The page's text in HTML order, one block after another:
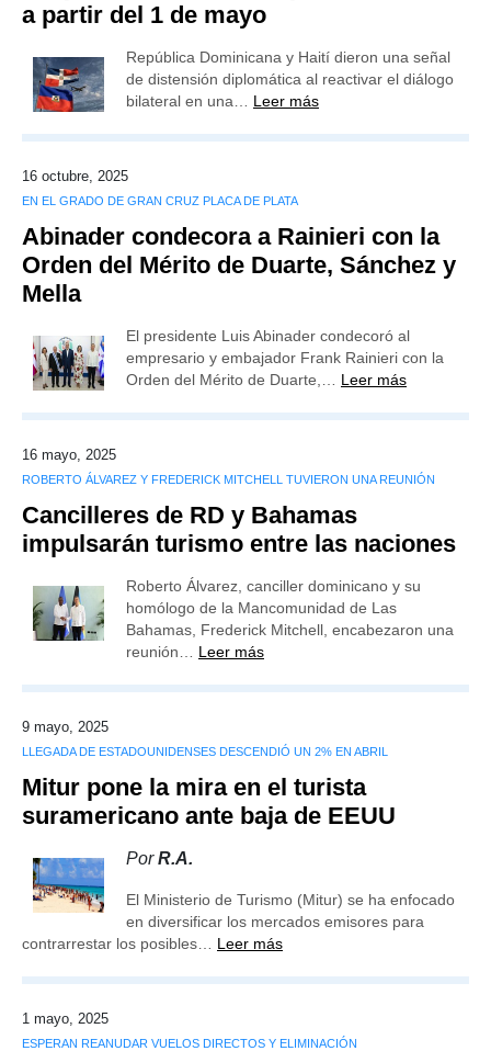
a partir del 1 de mayo
República Dominicana y Haití dieron una señal
de distensión diplomática al reactivar el diálogo
bilateral en una… Leer más
16 octubre, 2025
EN EL GRADO DE GRAN CRUZ PLACA DE PLATA
Abinader condecora a Rainieri con la
Orden del Mérito de Duarte, Sánchez y
Mella
El presidente Luis Abinader condecoró al
empresario y embajador Frank Rainieri con la
Orden del Mérito de Duarte,… Leer más
16 mayo, 2025
ROBERTO ÁLVAREZ Y FREDERICK MITCHELL TUVIERON UNA REUNIÓN
Cancilleres de RD y Bahamas
impulsarán turismo entre las naciones
Roberto Álvarez, canciller dominicano y su
homólogo de la Mancomunidad de Las
Bahamas, Frederick Mitchell, encabezaron una
reunión… Leer más
9 mayo, 2025
LLEGADA DE ESTADOUNIDENSES DESCENDIÓ UN 2% EN ABRIL
Mitur pone la mira en el turista
suramericano ante baja de EEUU
PorR.A.
El Ministerio de Turismo (Mitur) se ha enfocado
en diversificar los mercados emisores para
contrarrestar los posibles… Leer más
1 mayo, 2025
ESPERAN REANUDAR VUELOS DIRECTOS Y ELIMINACIÓN